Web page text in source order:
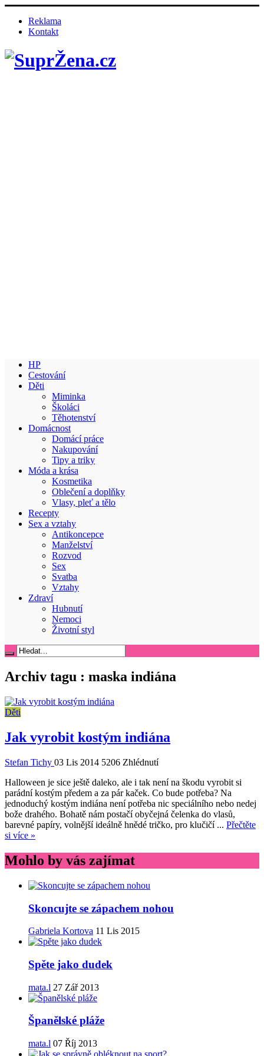
Reklama
Kontakt
HP
Cestování
Děti
Miminka
Školáci
Těhotenství
Domácnost
Domácí práce
Nakupování
Tipy a triky
Móda a krása
Kosmetika
Oblečení a doplňky
Vlasy, pleť a tělo
Recepty
Sex a vztahy
Antikoncepce
Manželství
Rozvod
Sex
Svatba
Vztahy
Zdraví
Hubnutí
Nemoci
Životní styl
Archiv tagu : maska indiána
Děti
Jak vyrobit kostým indiána
Stefan Tichy 03 Lis 2014 5206 Zhlédnutí
Halloween je sice ještě daleko, ale i tak není na škodu vyrobit si
parádní kostým předem a za pár kaček. Co bude potřeba? Na
jednoduchý kostým indiána není potřeba nic speciálního nebo nedej
bože drahého. Bohatě nám postačí obyčejná čelenka do vlasů,
barevné papíry, volnější ideálně hnědé tričko, pro klučičí ... Přečtěte
si více »
Mohlo by vás zajímat
Skoncujte se zápachem nohou
Gabriela Kortova 11 Lis 2015
Spěte jako dudek
mata.l 27 Zář 2013
Španělské pláže
mata.l 07 Říj 2013